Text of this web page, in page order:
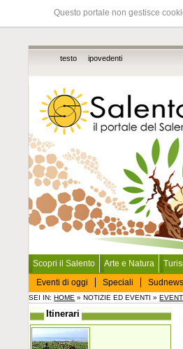
Questo portale non gestisce
testo ipovedenti
Scopri il Salento Arte e Natura
Eventi di oggi
Speciali
SEI IN:HOME » NOTIZIE ED EVENTI »
Itinerari